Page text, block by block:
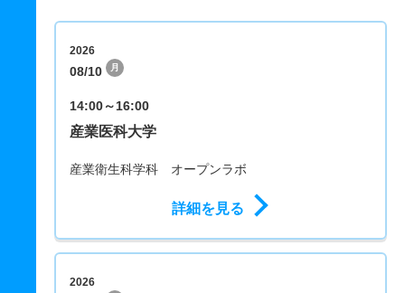
2026
08/10 月
14:00～16:00
産業医科大学
産業衛生科学科 オープンラボ
詳細を見る
2026